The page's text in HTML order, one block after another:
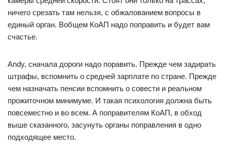
ничего срезать там нельзя, с обжалованием вопросы в
единый орган. Вобщем КоАП надо поправить и будет вам
счастье.
Andy, сначала дороги надо поравить. Прежде чем задирать
штрафы, вспомнить о средней зарплате по стране. Прежде
чем назначать пенсии вспомнить о совести и реальном
прожиточном минимуме. И такая психология должна быть
повсеместно и во всем. А поправителям КоАП, в обход
выше сказанного, засунуть органы поправления в одно
подходящее место.